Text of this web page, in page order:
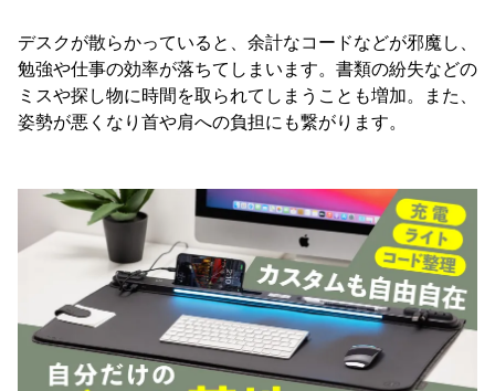
デスクが散らかっていると、余計なコードなどが邪魔し、
勉強や仕事の効率が落ちてしまいます。書類の紛失などの
ミスや探し物に時間を取られてしまうことも増加。また、
姿勢が悪くなり首や肩への負担にも繋がります。